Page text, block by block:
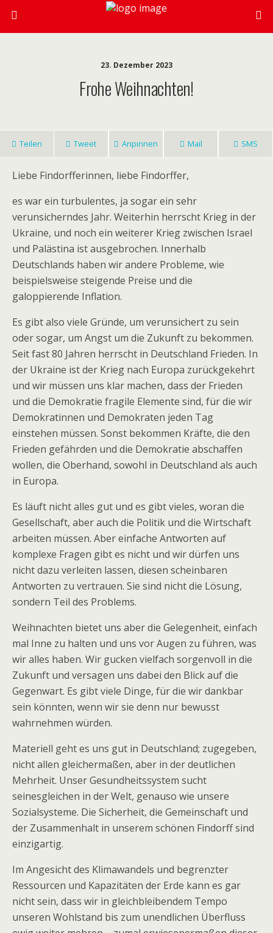
23. Dezember 2023
Frohe Weihnachten!
Teilen Tweet Anpinnen Mail SMS
Liebe Findorfferinnen, liebe Findorffer,
es war ein turbulentes, ja sogar ein sehr
verunsicherndes Jahr. Weiterhin herrscht Krieg in der
Ukraine, und noch ein weiterer Krieg zwischen Israel
und Palästina ist ausgebrochen. Innerhalb
Deutschlands haben wir andere Probleme, wie
beispielsweise steigende Preise und die
galoppierende Inflation.
Es gibt also viele Gründe, um verunsichert zu sein
oder sogar, um Angst um die Zukunft zu bekommen.
Seit fast 80 Jahren herrscht in Deutschland Frieden. In
der Ukraine ist der Krieg nach Europa zurückgekehrt
und wir müssen uns klar machen, dass der Frieden
und die Demokratie fragile Elemente sind, für die wir
Demokratinnen und Demokraten jeden Tag
einstehen müssen. Sonst bekommen Kräfte, die den
Frieden gefährden und die Demokratie abschaffen
wollen, die Oberhand, sowohl in Deutschland als auch
in Europa.
Es läuft nicht alles gut und es gibt vieles, woran die
Gesellschaft, aber auch die Politik und die Wirtschaft
arbeiten müssen. Aber einfache Antworten auf
komplexe Fragen gibt es nicht und wir dürfen uns
nicht dazu verleiten lassen, diesen scheinbaren
Antworten zu vertrauen. Sie sind nicht die Lösung,
sondern Teil des Problems.
Weihnachten bietet uns aber die Gelegenheit, einfach
mal Inne zu halten und uns vor Augen zu führen, was
wir alles haben. Wir gucken vielfach sorgenvoll in die
Zukunft und versagen uns dabei den Blick auf die
Gegenwart. Es gibt viele Dinge, für die wir dankbar
sein könnten, wenn wir sie denn nur bewusst
wahrnehmen würden.
Materiell geht es uns gut in Deutschland; zugegeben,
nicht allen gleichermaßen, aber in der deutlichen
Mehrheit. Unser Gesundheitssystem sucht
seinesgleichen in der Welt, genauso wie unsere
Sozialsysteme. Die Sicherheit, die Gemeinschaft und
der Zusammenhalt in unserem schönen Findorff sind
einzigartig.
Im Angesicht des Klimawandels und begrenzter
Ressourcen und Kapazitäten der Erde kann es gar
nicht sein, dass wir in gleichbleibendem Tempo
unseren Wohlstand bis zum unendlichen Überfluss